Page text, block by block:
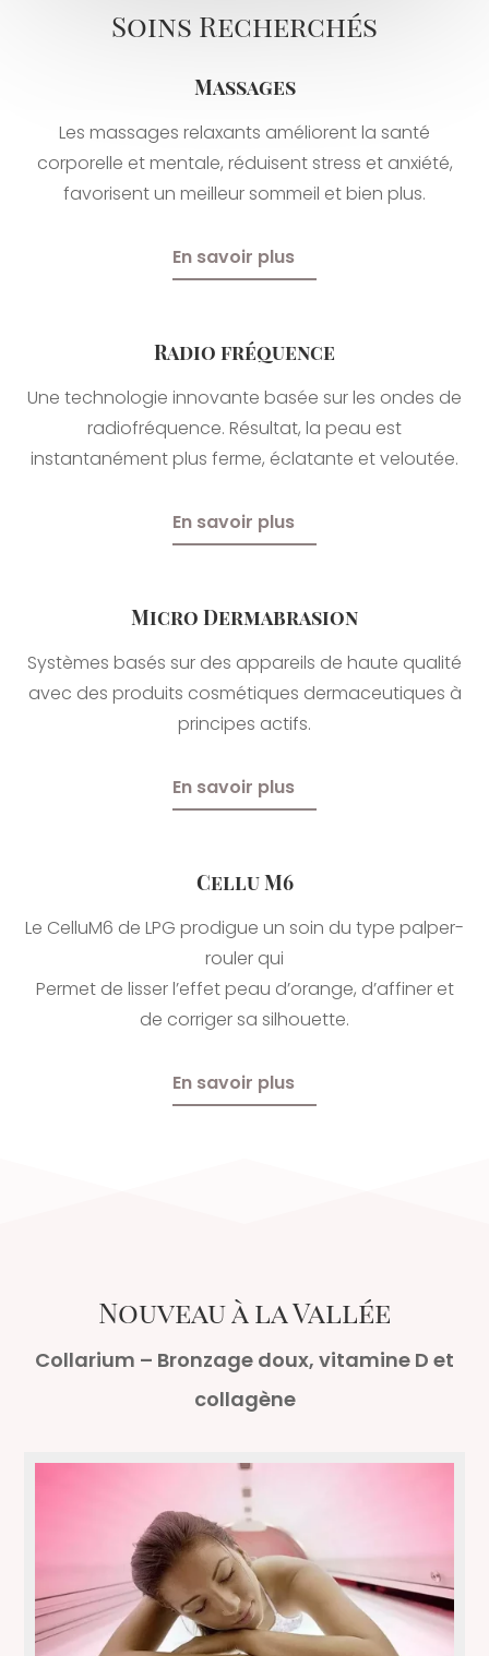
Collarium
Contact
Soins Recherchés
Massages
Les massages relaxants améliorent la santé
corporelle et mentale, réduisent stress et anxiété,
favorisent un meilleur sommeil et bien plus.
En savoir plus
Radio fréquence
Une technologie innovante basée sur les ondes de
radiofréquence. Résultat, la peau est
instantanément plus ferme, éclatante et veloutée.
En savoir plus
Micro Dermabrasion
Systèmes basés sur des appareils de haute qualité
avec des produits cosmétiques dermaceutiques à
principes actifs.
En savoir plus
Cellu M6
Le CelluM6 de LPG prodigue un soin du type palper-
rouler qui
Permet de lisser l’effet peau d’orange, d’affiner et
de corriger sa silhouette.
En savoir plus
Nouveau à la Vallée
Collarium – Bronzage doux, vitamine D et
collagène